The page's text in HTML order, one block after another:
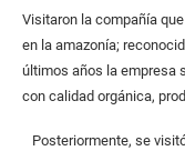
Visitaron la compañía
en la amazonía;
últimos años la empresa
con calidad orgánica,
Posteriormente, se